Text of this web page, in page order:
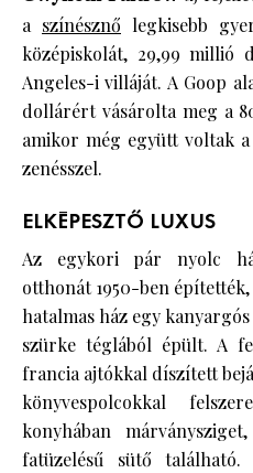
a színésznő legkisebb
középiskolát, 29,99 millió
Angeles-i villáját. A Goop
dollárért vásárolta meg a
amikor még együtt voltak
zenésszel.
ELKÉPESZTŐ LUXUS
Az egykori pár nyolc
otthonát 1950-ben
hatalmas ház egy
szürke téglából épült. A
francia ajtókkal díszített
könyvespolcokkal
konyhában
fatüzelésű sütő